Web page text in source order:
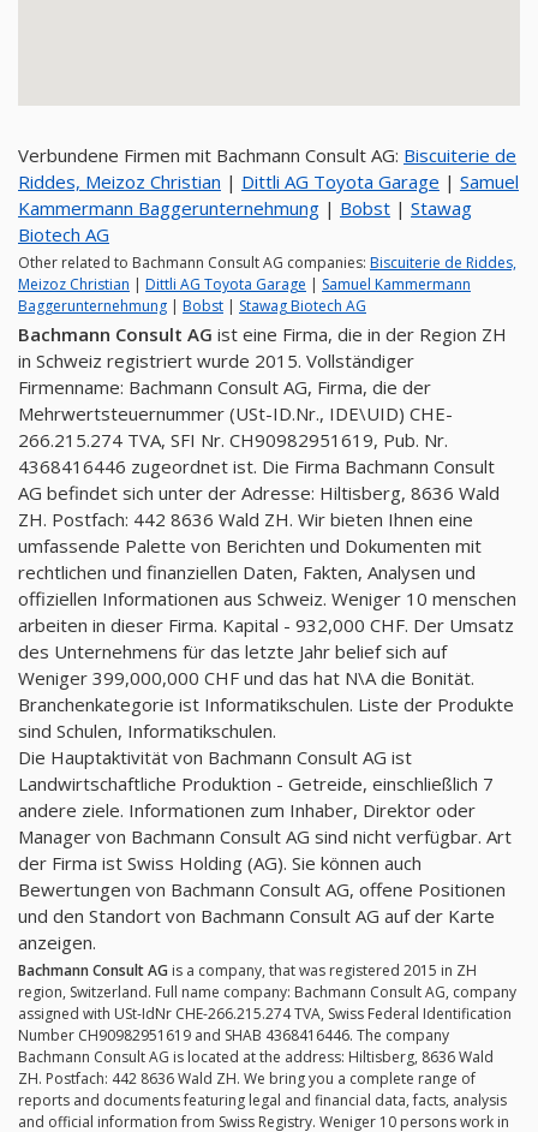
Verbundene Firmen mit Bachmann Consult AG: Biscuiterie de
Riddes, Meizoz Christian | Dittli AG Toyota Garage | Samuel
Kammermann Baggerunternehmung | Bobst | Stawag
Biotech AG
Other related to Bachmann Consult AG companies: Biscuiterie de Riddes,
Meizoz Christian | Dittli AG Toyota Garage | Samuel Kammermann
Baggerunternehmung | Bobst | Stawag Biotech AG
Bachmann Consult AG ist eine Firma, die in der Region ZH
in Schweiz registriert wurde 2015. Vollständiger
Firmenname: Bachmann Consult AG, Firma, die der
Mehrwertsteuernummer (USt-ID.Nr., IDE\UID) CHE-
266.215.274 TVA, SFI Nr. CH90982951619, Pub. Nr.
4368416446 zugeordnet ist. Die Firma Bachmann Consult
AG befindet sich unter der Adresse: Hiltisberg, 8636 Wald
ZH. Postfach: 442 8636 Wald ZH. Wir bieten Ihnen eine
umfassende Palette von Berichten und Dokumenten mit
rechtlichen und finanziellen Daten, Fakten, Analysen und
offiziellen Informationen aus Schweiz. Weniger 10 menschen
arbeiten in dieser Firma. Kapital - 932,000 CHF. Der Umsatz
des Unternehmens für das letzte Jahr belief sich auf
Weniger 399,000,000 CHF und das hat N\A die Bonität.
Branchenkategorie ist Informatikschulen. Liste der Produkte
sind Schulen, Informatikschulen.
Die Hauptaktivität von Bachmann Consult AG ist
Landwirtschaftliche Produktion - Getreide, einschließlich 7
andere ziele. Informationen zum Inhaber, Direktor oder
Manager von Bachmann Consult AG sind nicht verfügbar. Art
der Firma ist Swiss Holding (AG). Sie können auch
Bewertungen von Bachmann Consult AG, offene Positionen
und den Standort von Bachmann Consult AG auf der Karte
anzeigen.
Bachmann Consult AG is a company, that was registered 2015 in ZH
region, Switzerland. Full name company: Bachmann Consult AG, company
assigned with USt-IdNr CHE-266.215.274 TVA, Swiss Federal Identification
Number CH90982951619 and SHAB 4368416446. The company
Bachmann Consult AG is located at the address: Hiltisberg, 8636 Wald
ZH. Postfach: 442 8636 Wald ZH. We bring you a complete range of
reports and documents featuring legal and financial data, facts, analysis
and official information from Swiss Registry. Weniger 10 persons work in